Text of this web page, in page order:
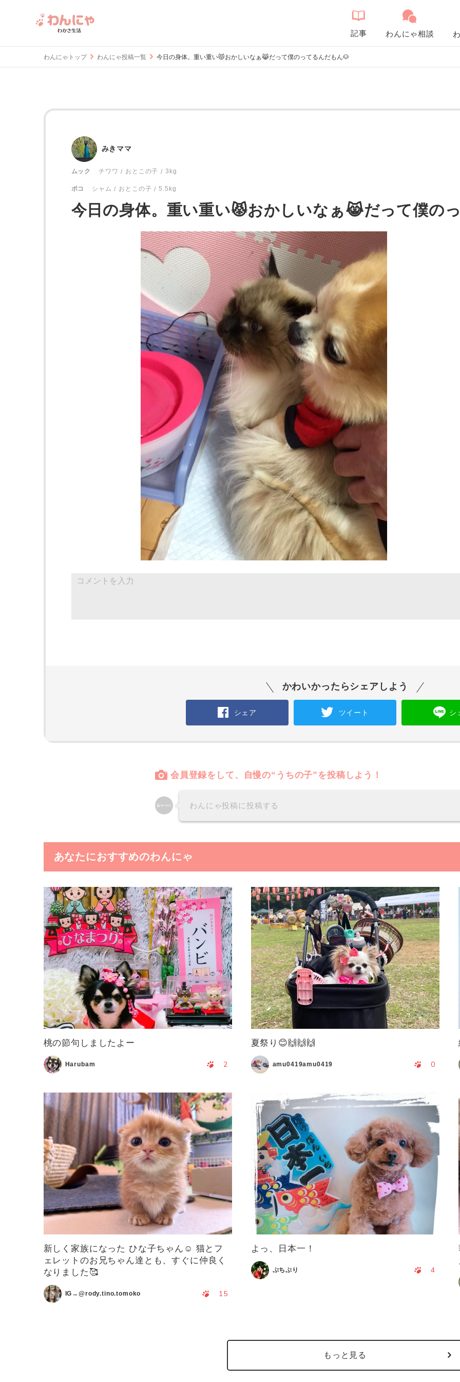
記事 わんにゃ相談
わんにゃトップ わんにゃ投稿一覧 今日の身体。重い重い😾おかしいなぁ😹だって僕のってるんだもん🐶
みきママ
ムック チワワ おとこの子 3kg
ポコ シャム おとこの子 5.5kg
今日の身体。重い重い😾おかしいなぁ😹だって僕の
かわいかったらシェアしよう
シェア ツイート シ
会員登録をして、自慢の“うちの子”を投稿しよう！
わんにゃ投稿に投稿する
あなたにおすすめのわんにゃ
桃の節句しましたよー
Harubam 2
夏祭り😊🙌🙌🙌
amu0419amu0419 0
新しく家族になった ひな子ちゃん☺️ 猫とフ
ェレットのお兄ちゃん達とも、すぐに仲良く
なりました🥰
IG→@rody.tino.tomoko 15
よっ、日本一！
ぷちぷり 4
もっと見る